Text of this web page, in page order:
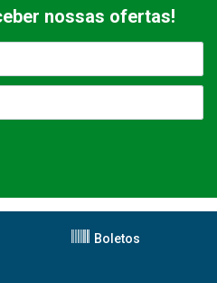
nossas ofertas!
Boletos